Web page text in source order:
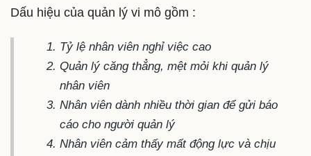
Dấu hiệu của quản lý vi mô gồm :
Tỷ lệ nhân viên nghỉ việc cao
Quản lý căng thẳng, mệt mỏi khi quản lý
nhân viên
Nhân viên dành nhiều thời gian để gửi báo
cáo cho người quản lý
Nhân viên cảm thấy mất động lực và chịu